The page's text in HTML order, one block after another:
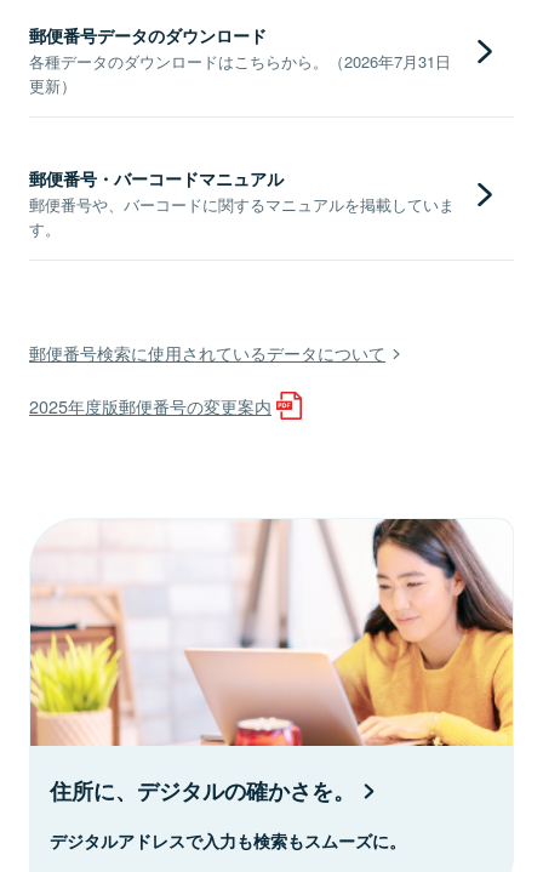
郵便番号データのダウンロード
各種データのダウンロードはこちらから。（2026年7月31日
更新）
郵便番号・バーコードマニュアル
郵便番号や、バーコードに関するマニュアルを掲載していま
す。
郵便番号検索に使用されているデータについて
2025年度版郵便番号の変更案内
住所に、デジタルの確かさを。
デジタルアドレスで入力も検索もスムーズに。